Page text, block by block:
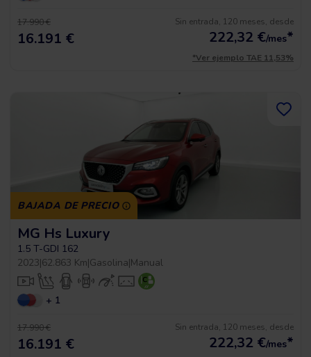
17.990 €
16.191 €
Sin entrada, 120 meses, desde
222,32 €/mes*
*Ver ejemplo TAE 11,53%
BAJADA DE PRECIO
MG Hs Luxury
1.5 T-GDI 162
2023|62.863 Km|Gasolina|Manual
+ 1
17.990 €
16.191 €
Sin entrada, 120 meses, desde
222,32 €/mes*